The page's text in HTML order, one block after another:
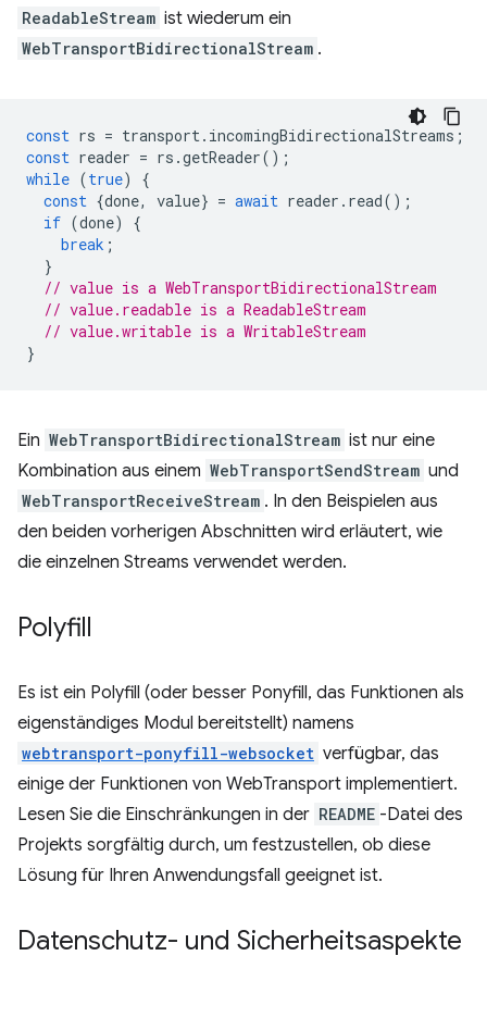
ReadableStream ist wiederum ein
WebTransportBidirectionalStream .
const rs = transport. incomingBidirectionalStreams ;
const reader = rs .getReader();
while (true)
{
const {done, value} = await reader . read();
if (done)
{
break ;
}
// value is a WebTransportBidirectionalStream
// value.readable is a ReadableStream
// value.writable is a WritableStream
}
Ein WebTransportBidirectionalStream ist nur eine
Kombination aus einem WebTransportSendStream und
WebTransportReceiveStream . In den Beispielen aus
den beiden vorherigen Abschnitten wird erläutert, wie
die einzelnen Streams verwendet werden.
Polyfill
Es ist ein Polyfill (oder besser Ponyfill, das Funktionen als
eigenständiges Modul bereitstellt) namens
webtransport-ponyfill-websocket verfügbar, das
einige der Funktionen von WebTransport implementiert.
Lesen Sie die Einschränkungen in der README -Datei des
Projekts sorgfältig durch, um festzustellen, ob diese
Lösung für Ihren Anwendungsfall geeignet ist.
Datenschutz- und Sicherheitsaspekte